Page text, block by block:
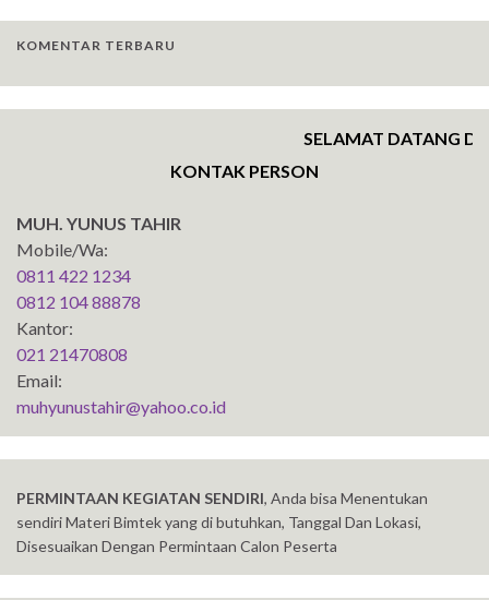
KOMENTAR TERBARU
SELAMAT DATANG DI
KONTAK PERSON
MUH. YUNUS TAHIR
Mobile/Wa:
0811 422 1234
0812 104 88878
Kantor:
021 21470808
Email:
muhyunustahir@yahoo.co.id
PERMINTAAN KEGIATAN SENDIRI, Anda bisa Menentukan
sendiri Materi Bimtek yang di butuhkan, Tanggal Dan Lokasi,
Disesuaikan Dengan Permintaan Calon Peserta